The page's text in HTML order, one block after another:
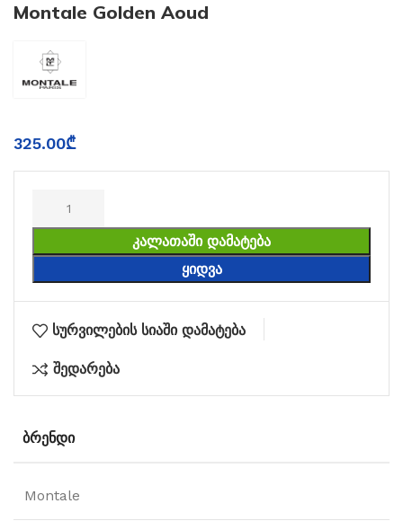
Montale Golden Aoud
325.00₾
ᲙᲐᲚᲐᲗᲐᲨᲘ ᲓᲐᲛᲐᲢᲔᲑᲐ
ᲧᲘᲓᲕᲐ
სურვილების სიაში დამატება
შედარება
ᲑᲠᲔᲜᲓᲘ
Montale